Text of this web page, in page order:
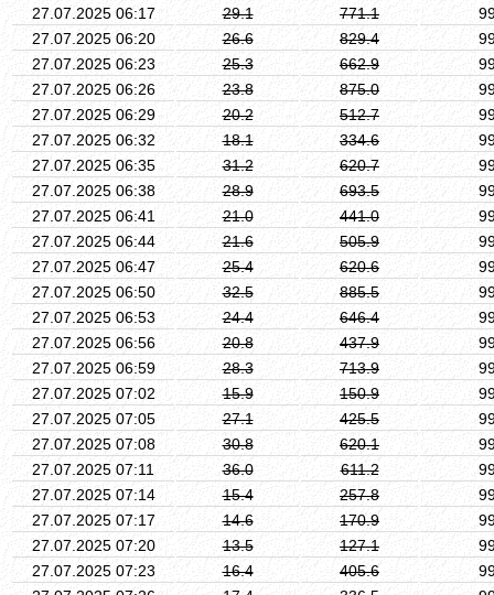
27.07.2025 06:17 29.1 771.1
27.07.2025 06:20
26.6 829.4
27.07.2025 06:23
25.3 662.9
27.07.2025 06:26
23.8 875.0
27.07.2025 06:29
20.2 512.7
27.07.2025 06:32
18.1 334.6
27.07.2025 06:35
31.2 620.7
27.07.2025 06:38
28.9 693.5
27.07.2025 06:41
21.0 441.0
27.07.2025 06:44
21.6 505.9
27.07.2025 06:47
25.4 620.6
27.07.2025 06:50
32.5 885.5
27.07.2025 06:53
24.4 646.4
27.07.2025 06:56
20.8 437.9
27.07.2025 06:59
28.3 713.9
27.07.2025 07:02
15.9 150.9
27.07.2025 07:05
27.1 425.5
27.07.2025 07:08
30.8 620.1
27.07.2025 07:11
36.0 611.2
27.07.2025 07:14
15.4 257.8
27.07.2025 07:17
14.6 170.9
27.07.2025 07:20
13.5 127.1
27.07.2025 07:23
16.4 405.6